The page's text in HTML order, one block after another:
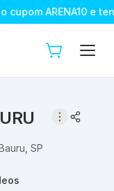
cupom ARENA10 e
SP